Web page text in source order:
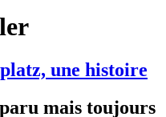
une histoire
mais toujours